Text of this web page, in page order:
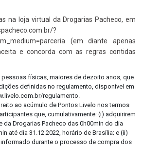
na loja virtual da Drogarias Pacheco, em
?
(em diante apenas
e concorda com as regras contidas
pessoas físicas, maiores de dezoito anos, que
definidas no regulamento, disponível em
regulamento.
ao acúmulo de Pontos Livelo nos termos
que, cumulativamente: (i) adquirirem
da Drogarias Pacheco das 0h00min do dia
até dia 31.12.2022, horário de Brasília; e (ii)
informado durante o processo de compra dos